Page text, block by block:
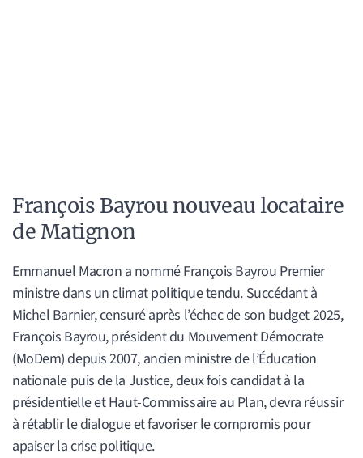
François Bayrou nouveau locataire
de Matignon
Emmanuel Macron a nommé François Bayrou Premier
ministre dans un climat politique tendu. Succédant à
Michel Barnier, censuré après l’échec de son budget 2025,
François Bayrou, président du Mouvement Démocrate
(MoDem) depuis 2007, ancien ministre de l’Éducation
nationale puis de la Justice, deux fois candidat à la
présidentielle et Haut-Commissaire au Plan, devra réussir
à rétablir le dialogue et favoriser le compromis pour
apaiser la crise politique.